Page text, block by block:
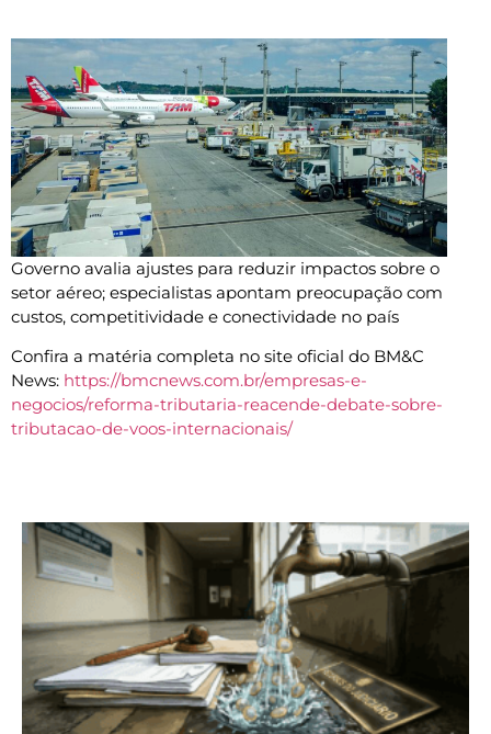
Governo avalia ajustes para reduzir impactos sobre o
setor aéreo; especialistas apontam preocupação com
custos, competitividade e conectividade no país
Confira a matéria completa no site oficial do BM&C
News: https://bmcnews.com.br/empresas-e-
negocios/reforma-tributaria-reacende-debate-sobre-
tributacao-de-voos-internacionais/